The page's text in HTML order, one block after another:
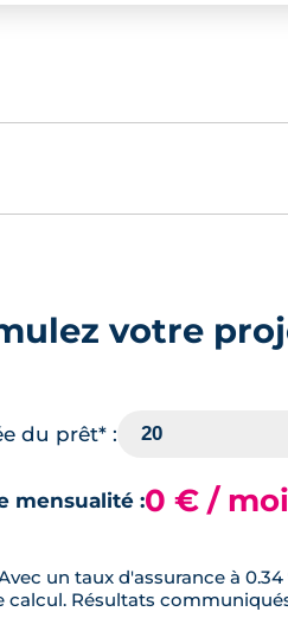
votre
du prêt* :
mensualité :0 € /
un taux d'assurance à 0.34
calcul. Résultats